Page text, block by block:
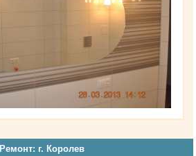
Ремонт: г. Королев